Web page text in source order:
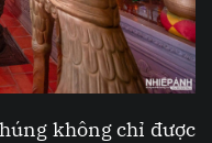
không chỉ được